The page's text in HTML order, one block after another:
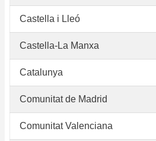
Castella i Lleó
Castella-La Manxa
Catalunya
Comunitat de Madrid
Comunitat Valenciana